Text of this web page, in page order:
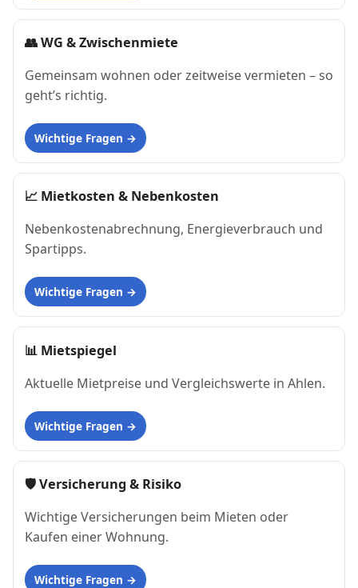
👥WG & Zwischenmiete
Gemeinsam wohnen oder zeitweise vermieten – so
geht’s richtig.
Wichtige Fragen
📈 Mietkosten & Nebenkosten
Nebenkostenabrechnung, Energieverbrauch und
Spartipps.
Wichtige Fragen
📊 Mietspiegel
Aktuelle Mietpreise und Vergleichswerte in Ahlen.
Wichtige Fragen
🛡 Versicherung & Risiko
Wichtige Versicherungen beim Mieten oder
Kaufen einer Wohnung.
Wichtige Fragen